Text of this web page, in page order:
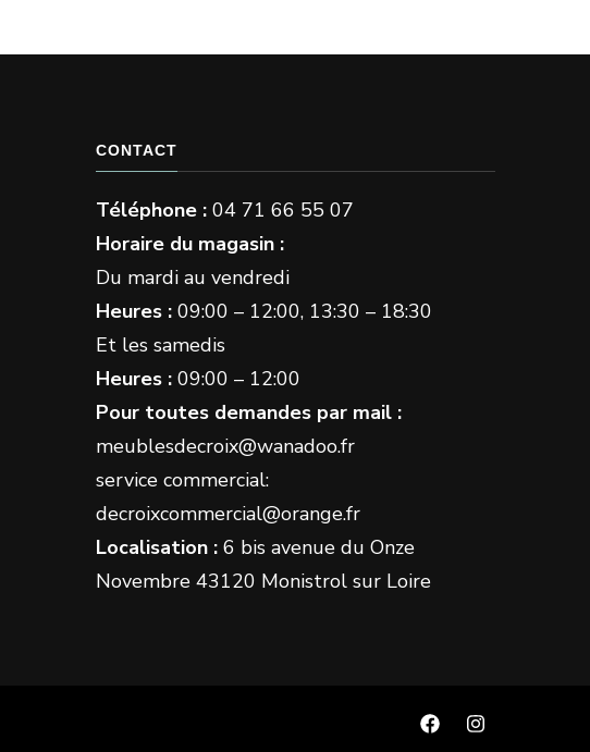
CONTACT
Téléphone : 04 71 66 55 07
Horaire du magasin :
Du mardi au vendredi
Heures : 09:00 – 12:00, 13:30 – 18:30
Et les samedis
Heures : 09:00 – 12:00
Pour toutes demandes par mail :
meublesdecroix@wanadoo.fr
service commercial:
decroixcommercial@orange.fr
Localisation : 6 bis avenue du Onze
Novembre 43120 Monistrol sur Loire